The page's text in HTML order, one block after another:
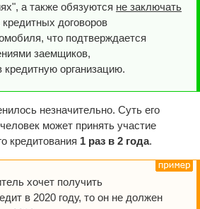
а также обязуются не заключать
договоров
что подтверждается
заемщиков,
организацию.
незначительно. Суть его
может принять участие
кредитования 1 раз в 2 года.
хочет получить
в 2020 году, то он не должен